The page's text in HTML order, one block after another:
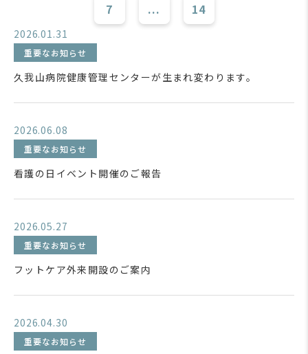
7
... 14
2026.01.31
重要なお知らせ
久我山病院健康管理センターが生まれ変わります。
2026.06.08
重要なお知らせ
看護の日イベント開催のご報告
2026.05.27
重要なお知らせ
フットケア外来開設のご案内
2026.04.30
重要なお知らせ